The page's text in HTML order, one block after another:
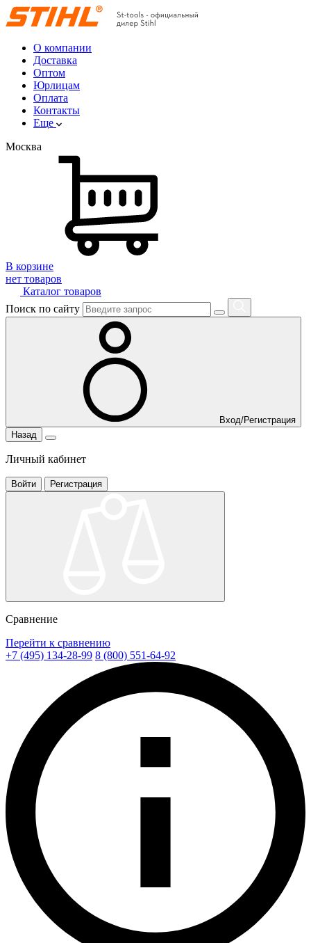
О компании
Доставка
Оптом
Юрлицам
Оплата
Контакты
Еще
Москва
В корзине
нет товаров
Каталог товаров
Поиск по сайту
Вход/Регистрация
Назад
Личный кабинет
Войти Регистрация
Сравнение
Перейти к сравнению
+7 (495) 134-28-99 8 (800) 551-64-92